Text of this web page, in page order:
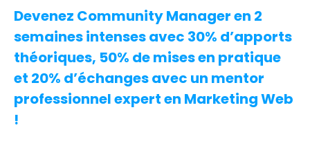
Devenez Community Manager en 2
semaines intenses avec 30% d’apports
théoriques, 50% de mises en pratique
et 20% d’échanges avec un mentor
professionnel expert en Marketing Web
!